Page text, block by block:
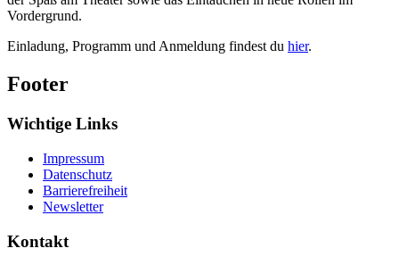
Vordergrund.
Einladung, Programm und Anmeldung findest du hier.
Footer
Wichtige Links
Impressum
Datenschutz
Barrierefreiheit
Newsletter
Kontakt